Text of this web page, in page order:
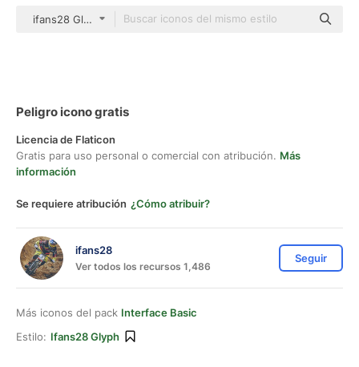
ifans28 Glyph
Peligro icono gratis
Licencia de Flaticon
Gratis para uso personal o comercial con atribución. Más
información
Se requiere atribución ¿Cómo atribuir?
ifans28
Ver todos los recursos 1,486
Seguir
Más iconos del pack Interface Basic
Estilo: Ifans28 Glyph